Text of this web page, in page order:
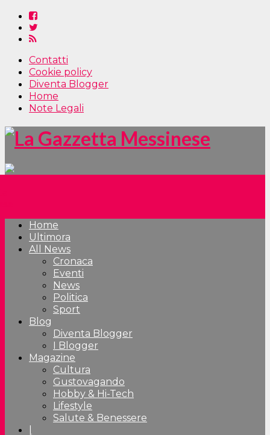
Contatti
Cookie policy
Diventa Blogger
Home
Note Legali
Home
Ultimora
All News
Cronaca
Eventi
News
Politica
Sport
Blog
Diventa Blogger
I Blogger
Magazine
Cultura
Gustovagando
Hobby & Hi-Tech
Lifestyle
Salute & Benessere